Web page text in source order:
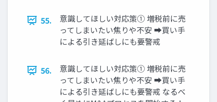
55.
意識してほしい対応策① 増税前に売
ってしまいたい焦りや不安 ➡買い手
による引き延ばしにも要警戒
56.
意識してほしい対応策① 増税前に売
ってしまいたい焦りや不安 ➡買い手
による引き延ばしにも要警戒 なるべ